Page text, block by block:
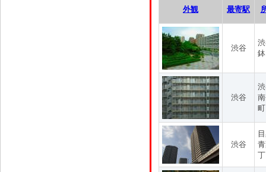
外観 最寄駅
渋谷
渋谷
渋谷